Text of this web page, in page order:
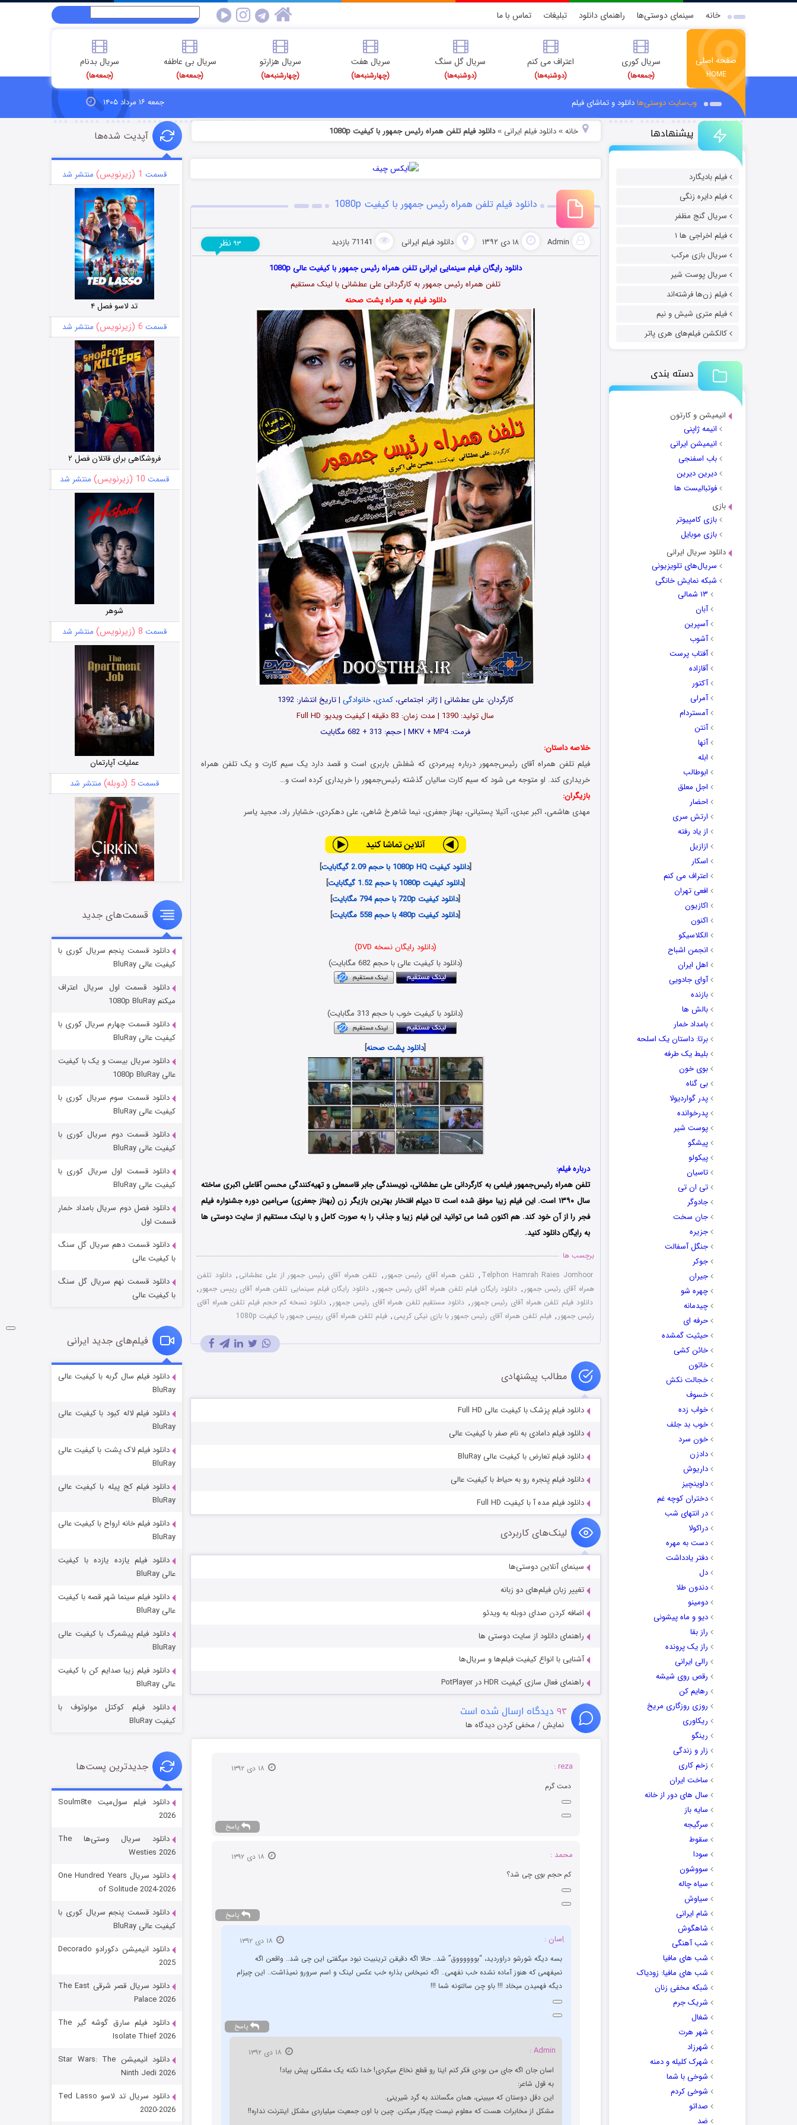
خانه سینمای دوستی‌ها راهنمای دانلود تبلیغات تماس با ما
صفحه اصلی
HOME
سریال کوری
(جمعه‌ها)
اعتراف می کنم
(دوشنبه‌ها)
سریال گل سنگ
(دوشنبه‌ها)
سریال هفت
(چهارشنبه‌ها)
سریال هزارتو
(چهارشنبه‌ها)
سریال بی عاطفه
(جمعه‌ها)
سریال بدنام
(جمعه‌ها)
وب‌سایت دوستی‌هادانلود و تماشای فیلم جمعه ۱۶ مرداد ۱۴۰۵
پیشنهادها
فیلم بادیگارد
فیلم دایره زنگی
سریال گنج مظفر
فیلم اخراجی ها ۱
سریال بازی مرکب
سریال پوست شیر
فیلم زن‌ها فرشته‌اند
فیلم متری شیش و نیم
کالکشن فیلم‌های هری پاتر
دسته بندی
انیمیشن و کارتون
انیمه ژاپنی
انیمیشن ایرانی
باب اسفنجی
دیرین دیرین
فوتبالیست ها
بازی
بازی کامپیوتر
بازی موبایل
دانلود سریال ایرانی
سریال‌های تلویزیونی
شبکه نمایش خانگی
۱۳ شمالی
آبان
آسپرین
آشوب
آفتاب پرست
آقازاده
آکتور
آمرلی
آمستردام
آنتن
آنها
ابله
ابوطالب
اجل معلق
احضار
ارتش سری
از یاد رفته
ازازیل
اسکار
اعتراف می کنم
افعی تهران
اکازیون
اکنون
الکلاسیکو
انجمن اشباح
اهل ایران
آوای جادویی
بازنده
بالش ها
بامداد خمار
برتا: داستان یک اسلحه
بلیط یک‌‌ طرفه
بوی خون
بی گناه
پدر گواردیولا
پدرخوانده
پوست شیر
پیشگو
پیکولو
تاسیان
تی ان تی
جادوگر
جان سخت
جزیره
جنگل آسفالت
جوکر
جیران
چهره شو
چیدمانه
حرفه ای
حیثیت گمشده
خائن کشی
خاتون
خجالت نکش
خسوف
خواب زده
خوب بد جلف
خون سرد
دادزن
داریوش
داوینچیز
دختران کوچه غم
در انتهای شب
دراکولا
دست به مهره
دفتر یادداشت
دل
دندون طلا
دومینو
دیو و ماه پیشونی
راز بقا
راز یک پرونده
رالی ایرانی
رقص روی شیشه
رهایم کن
روزی روزگاری مریخ
ریکاوری
رینگو
زار و زندگی
زخم کاری
ساخت ایران
سال های دور از خانه
سایه باز
سرگیجه
سقوط
سودا
سووشون
سیاه چاله
سیاوش
شام ایرانی
شاهگوش
شب آهنگی
شب های مافیا
شب های مافیا: زودیاک
شبکه مخفی زنان
شریک جرم
شغال
شهر هرت
شهرزاد
شهرک کلیله و دمنه
شوخی با شما
شوخی کردم
صداتو
ضد
خانه» دانلود فیلم‌ ایرانی »دانلود فیلم تلفن همراه رئیس جمهور با کیفیت 1080p
دانلود فیلم تلفن همراه رئیس جمهور با کیفیت 1080p
Admin ۱۸ دی ۱۳۹۲ دانلود فیلم‌ ایرانی 71141 بازدید ۹۳ نظر
دانلود رایگان فیلم سینمایی ایرانی تلفن همراه رئیس جمهور با کیفیت عالی 1080p
تلفن همراه رئیس جمهور به کارگردانی علی عطشانی با لینک مستقیم
دانلود فیلم به همراه پشت صحنه
کارگردان: علی عطشانی | ژانر: اجتماعی،کمدی،خانوادگی | تاریخ انتشار: 1392
سال تولید: 1390 | مدت زمان: 83 دقیقه | کیفیت ویدیو: Full HD
فرمت: MKV + MP4 | حجم: 313 + 682 مگابایت
خلاصه داستان:
فیلم تلفن همراه آقای رئیس‌جمهور درباره پیرمردی که شغلش باربری است و قصد دارد یک سیم کارت و یک تلفن همراه
خریداری کند. او متوجه می شود که سیم کارت سالیان گذشته رئیس‌جمهور را خریداری کرده است و…
بازیگران:
مهدی هاشمی، اکبر عبدی، آتیلا پستیانی، بهناز جعفری، نیما شاهرخ شاهی، علی دهکردی، خشایار راد، مجید یاسر
[دانلود کیفیت 1080p HQ با حجم 2.09 گیگابایت
]
[دانلود کیفیت 1080p با حجم 1.52 گیگابایت
]
[دانلود کیفیت 720p با حجم 794 مگابایت
]
[دانلود کیفیت 480p با حجم 558 مگابایت ]
(دانلود رایگان نسخه DVD)
(دانلود با کیفیت عالی با حجم 682 مگابایت)
(دانلود با کیفیت خوب با حجم 313 مگابایت)
[دانلود پشت صحنه]
درباره فیلم:
تلفن همراه رئیس‌جمهور فیلمی به کارگردانی علی عطشانی، نویسندگی جابر قاسمعلی و تهیه‌کنندگی محسن آقاعلی اکبری ساخته
سال ۱۳۹۰ است. این فیلم زیبا موفق شده است تا دیپلم افتخار بهترین بازیگر زن (بهناز جعفری) سی‌امین دوره جشنواره فیلم
فجر را از آن خود کند. هم اکنون شما می توانید این فیلم زیبا و جذاب را به صورت کامل و با لینک مستقیم از سایت دوستی ها
به رایگان دانلود کنید.
برچسب ها
Telphon Hamrah Raies Jomhoor
, تلفن همراه آقای رئیس جمهور , تلفن همراه آقای رئیس جمهور از علی عطشانی , دانلود تلفن
همراه آقای رئیس جمهور , دانلود رایگان فیلم تلفن همراه آقای رئیس جمهور , دانلود رایگان فیلم سینمایی تلفن همراه آقای رییس جمهور ,
دانلود فیلم تلفن همراه آقای رئیس جمهور , دانلود مستقیم تلفن همراه آقای رئیس جمهور , دانلود نسخه کم حجم فیلم تلفن همراه آقای
رئیس جمهور , فیلم تلفن همراه آقای رئیس جمهور با بازی نیکی کریمی , فیلم تلفن همراه آقای رییس جمهور با کیفیت 1080p
مطالب پیشنهادی
دانلود فیلم پزشک با کیفیت عالی Full HD
دانلود فیلم دامادی به نام صفر با کیفیت عالی
دانلود فیلم تعارض با کیفیت عالی BluRay
دانلود فیلم پنجره رو به حیاط با کیفیت عالی
دانلود فیلم مده آ با کیفیت Full HD
لینک‌های کاربردی
سینمای آنلاین دوستی‌ها
تغییر زبان فیلم‌های دو زبانه
اضافه کردن صدای دوبله به ویدئو
راهنمای دانلود از سایت دوستی ها
آشنایی با انواع کیفیت فیلم‌ها و سریال‌ها
راهنمای فعال سازی کیفیت HDR در PotPlayer
۹۳ دیدگاه ارسال شده است
نمایش / مخفی کردن دیدگاه ها
reza :
دمت گرم
پاسخ
محمد :
کم حجم بوی چی شد؟
پاسخ
اِسان :
بسه دیگه شورشو دراوردید، “بووووووق” شد.. حالا اگه دقیقن ترینبیت نبود میگفتی این چی شد.. واقعن اگه
نمیفهمی که هنوز آماده نشده خب نفهمی.. اگه نمیخاس بذاره خب عکس لینک و اسم سرورو نمیذاشت.. این چیزام
دیگه فهمیدن میخاد !!! باو چن سالتونه شما !!!
پاسخ
Admin :
اسان جان اگه جای من بودی فکر کنم اینا رو قطع نخاع میکردی! خدا نکنه یک مشکلی پیش بیاد!
به قول شاعر:
این دقل دوستان که میبینی، همان مگسانند به گرد شیرینی.
مشکل از مخابرات هست که معلوم نیست چیکار میکنن. چین با اون جمعیت میلیاردی مشکل اینترنت نداره!!
آپدیت شده‌ها
قسمت 1 (زیرنویس) منتشر شد
تد لاسو فصل ۴
قسمت 6 (زیرنویس) منتشر شد
فروشگاهی برای قاتلان فصل ۲
قسمت 10 (زیرنویس) منتشر شد
شوهر
قسمت 8 (زیرنویس) منتشر شد
عملیات آپارتمان
قسمت5 (دوبله) منتشر شد
سریال زشت
قسمت2 (زیرنویس) منتشر شد
مردگان متحرک: شهر مرده ۳
شکست استوارت در نجات جهان
قسمت 7 (زیرنویس) منتشر شد
شوگر فصل ۲
قسمت
خاندان اژدها فصل ۳
جادوگری در مغولستان
قسمت6 (زیرنویس)
رویایی برای تو
قسمت15 (دوبله)
قسمت‌های جدید
دانلود قسمت پنجم سریال کوری با
کیفیت عالی BluRay
دانلود قسمت اول سریال اعتراف
میکنم 1080p BluRay
دانلود قسمت چهارم سریال کوری با
کیفیت عالی BluRay
دانلود سریال بیست و یک با کیفیت
عالی 1080p BluRay
دانلود قسمت سوم سریال کوری با
کیفیت عالی BluRay
دانلود قسمت دوم سریال کوری با
کیفیت عالی BluRay
دانلود قسمت اول سریال کوری با
کیفیت عالی BluRay
دانلود فصل دوم سریال بامداد خمار
قسمت اول
دانلود قسمت دهم سریال گل سنگ
با کیفیت عالی
دانلود قسمت نهم سریال گل سنگ
با کیفیت عالی
فیلم‌های جدید ایرانی
دانلود فیلم سال گربه با کیفیت عالی
BluRay
دانلود فیلم لاله کبود با کیفیت عالی
BluRay
دانلود فیلم لاک پشت با کیفیت عالی
BluRay
دانلود فیلم کج‌ پیله با کیفیت عالی
BluRay
دانلود فیلم خانه ارواح با کیفیت عالی
BluRay
دانلود فیلم یازده یازده با کیفیت
عالی BluRay
دانلود فیلم سینما شهر قصه با کیفیت
عالی BluRay
دانلود فیلم پیشمرگ با کیفیت عالی
BluRay
دانلود فیلم زیبا صدایم کن با کیفیت
عالی BluRay
دانلود فیلم کوکتل مولوتوف با
کیفیت BluRay
جدیدترین پست‌ها
دانلود فیلم سول‌میت Soulm8te
2026
دانلود سریال وستی‌ها The
Westies 2026
دانلود سریال One Hundred Years
of Solitude 2024-2026
دانلود قسمت پنجم سریال کوری با
کیفیت عالی BluRay
دانلود انیمیشن دکورادو Decorado
2025
دانلود سریال قصر شرقی The East
Palace 2026
دانلود فیلم سارق گوشه گیر The
Isolate Thief 2026
دانلود انیمیشن Star Wars: The
Ninth Jedi 2026
دانلود سریال تد لاسو Ted Lasso
2020-2026